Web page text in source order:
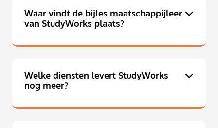
Waar vindt de bijles maatschappijleer
van StudyWorks plaats?
Welke diensten levert StudyWorks
nog meer?